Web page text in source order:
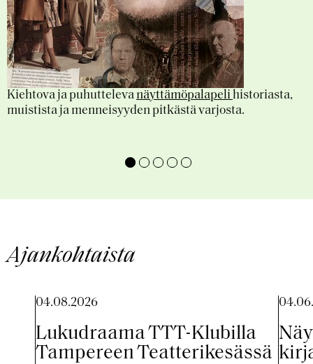
Kiehtova ja puhutteleva näyttämöpalapelihistoriasta,
muistista ja menneisyyden pitkästä varjosta.
Ajankohtaista
04.08.2026
Lukudraama TTT-Klubilla
Tampereen Teatterikesässä